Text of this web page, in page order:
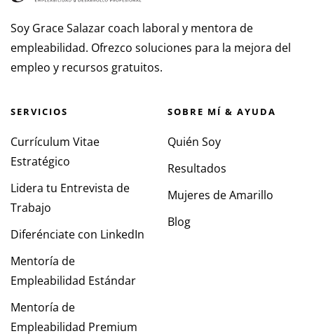
Soy Grace Salazar coach laboral y mentora de
empleabilidad. Ofrezco soluciones para la mejora del
empleo y recursos gratuitos.
SERVICIOS
Currículum Vitae
Estratégico
Lidera tu Entrevista de
Trabajo
Diferénciate con LinkedIn
Mentoría de
Empleabilidad Estándar
Mentoría de
Empleabilidad Premium
SOBRE MÍ & AYUDA
Quién Soy
Resultados
Mujeres de Amarillo
Blog